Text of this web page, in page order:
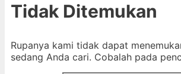
Tidak Ditemukan
Rupanya kami tidak dapat
sedang Anda cari. Cobalah pada